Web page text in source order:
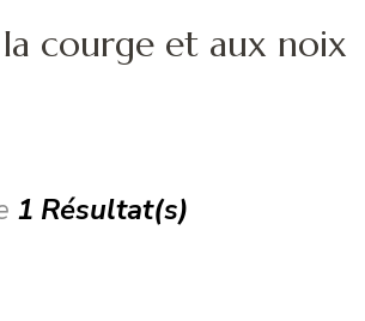
courge et aux noix
1 Résultat(s)